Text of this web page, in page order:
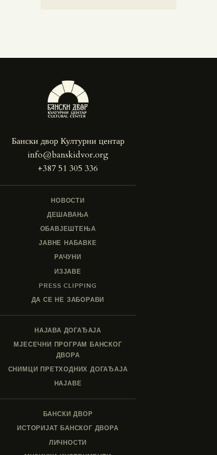
Бански двор Културни центар
info@banskidvor.org
+387 51 305 336
НОВОСТИ
ДЕШАВАЊА
ОБАВЈЕШТЕЊА
ЈАВНЕ НАБАВКЕ
РАЧУНИ
ИЗЈАВЕ
PRESS CLIPPING
ДА СЕ НЕ ЗАБОРАВИ
НАЈАВА ДОГАЂАЈА
МЈЕСЕЧНИ ПРОГРАМ БАНСКОГ
ДВОРА
СНИМЦИ ПРЕТХОДНИХ ДОГАЂАЈА
НАЈАВЕ
БАНСКИ ДВОР
ИСТОРИЈАТ БАНСКОГ ДВОРА
ЛИЧНОСТИ